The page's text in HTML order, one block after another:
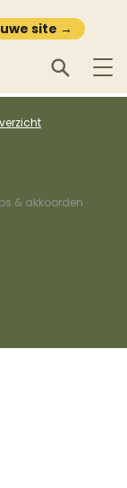
site →
& akkoorden